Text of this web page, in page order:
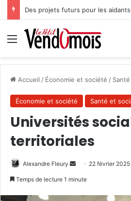
Des projets futurs pour les aidants
Menu
Accueil / Économie et société /
Économie et société Santé et
Universités
territoriales
Alexandre Fleury 22 février 2025
Temps de lecture 1 minute